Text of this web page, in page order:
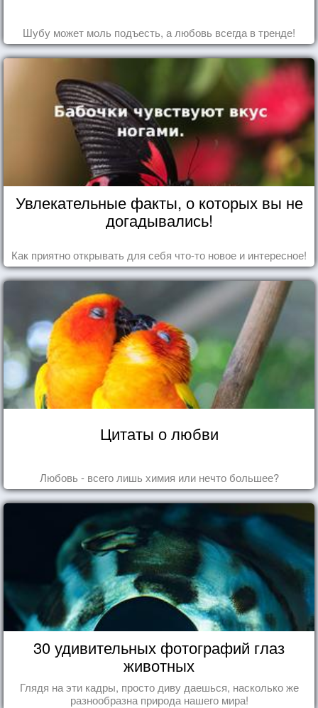
Шубу может моль подъесть, а любовь всегда в тренде!
Увлекательные факты, о которых вы не
догадывались!
Как приятно открывать для себя что-то новое и интересное!
Цитаты о любви
Любовь - всего лишь химия или нечто большее?
30 удивительных фотографий глаз
животных
Глядя на эти кадры, просто диву даешься, насколько же
разнообразна природа нашего мира!